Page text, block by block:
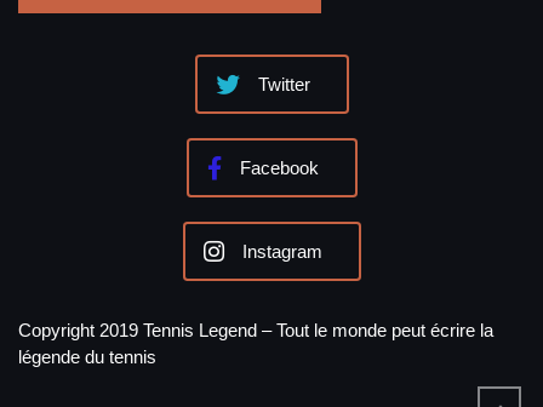
Twitter
Facebook
Instagram
Copyright 2019 Tennis Legend – Tout le monde peut écrire la
légende du tennis